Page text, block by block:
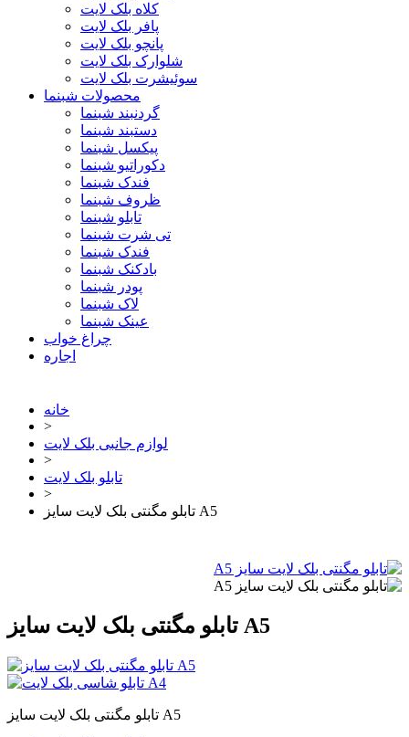
کلاه بلک لایت
پافر بلک لایت
پانچو بلک لایت
شلوارک بلک لایت
سوئیشرت بلک لایت
محصولات شبنما
گردنبند شبنما
دستبند شبنما
پیکسل شبنما
دکوراتیو شبنما
فندک شبنما
ظروف شبنما
تابلو شبنما
تی شرت شبنما
فندک شبنما
بادکنک شبنما
پودر شبنما
لاک شبنما
عینک شبنما
چراغ خواب
اجاره
خانه
>
لوازم جانبی بلک لایت
>
تابلو بلک لایت
>
تابلو مگنتی بلک لایت سایز A5
تابلو مگنتی بلک لایت سایز A5
تابلو مگنتی بلک لایت سایز A5